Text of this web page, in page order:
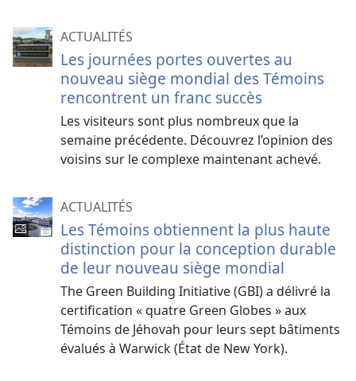
ACTUALITÉS
Les journées portes ouvertes au
nouveau siège mondial des Témoins
rencontrent un franc succès
Les visiteurs sont plus nombreux que la
semaine précédente. Découvrez l’opinion des
voisins sur le complexe maintenant achevé.
ACTUALITÉS
Les Témoins obtiennent la plus haute
distinction pour la conception durable
de leur nouveau siège mondial
The Green Building Initiative (GBI) a délivré la
certification « quatre Green Globes » aux
Témoins de Jéhovah pour leurs sept bâtiments
évalués à Warwick (État de New York).